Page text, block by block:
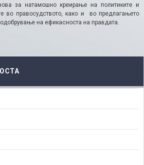
за натамошно креирање на политиките и
во правосудството, како и во предлагањето
на ефикасноста на правдата.